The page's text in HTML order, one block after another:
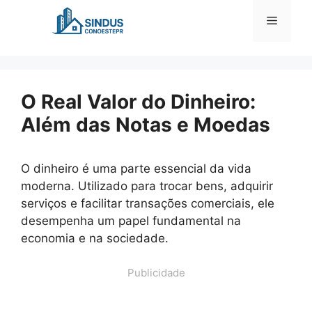
Menu
O Real Valor do Dinheiro:
Além das Notas e Moedas
O dinheiro é uma parte essencial da vida
moderna. Utilizado para trocar bens, adquirir
serviços e facilitar transações comerciais, ele
desempenha um papel fundamental na
economia e na sociedade.
Publicidade